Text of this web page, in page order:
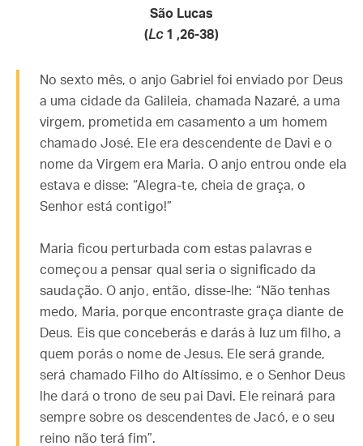
São Lucas
(Lc1 ,26-38)
No sexto mês, o anjo Gabriel foi enviado por Deus
a uma cidade da Galileia, chamada Nazaré, a uma
virgem, prometida em casamento a um homem
chamado José. Ele era descendente de Davi e o
nome da Virgem era Maria. O anjo entrou onde ela
estava e disse: “Alegra-te, cheia de graça, o
Senhor está contigo!”
Maria ficou perturbada com estas palavras e
começou a pensar qual seria o significado da
saudação. O anjo, então, disse-lhe: “Não tenhas
medo, Maria, porque encontraste graça diante de
Deus. Eis que conceberás e darás à luz um filho, a
quem porás o nome de Jesus. Ele será grande,
será chamado Filho do Altíssimo, e o Senhor Deus
lhe dará o trono de seu pai Davi. Ele reinará para
sempre sobre os descendentes de Jacó, e o seu
reino não terá fim”.